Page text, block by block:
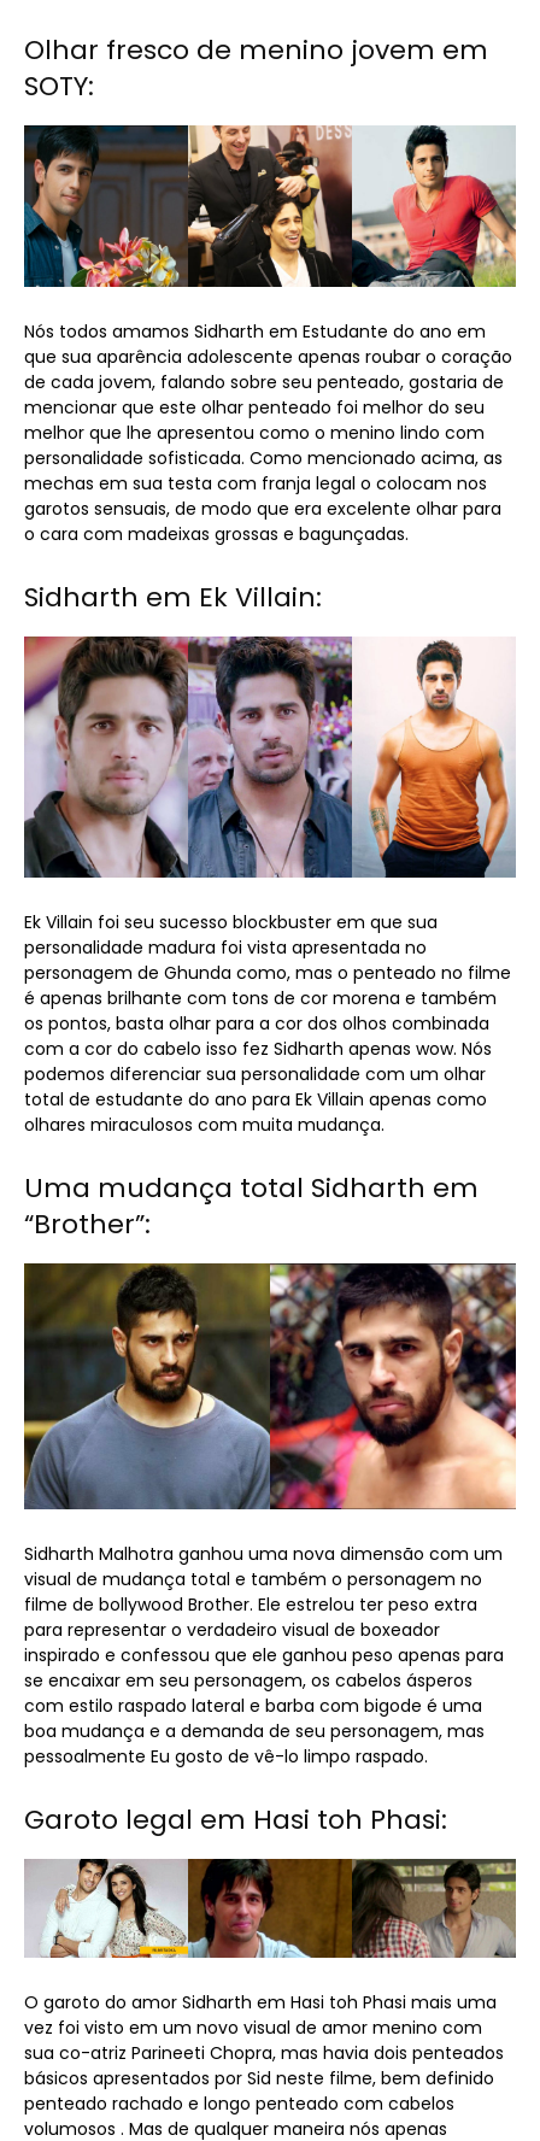
Olhar fresco de menino jovem em
SOTY:
Nós todos amamos Sidharth em Estudante do ano em
que sua aparência adolescente apenas roubar o coração
de cada jovem, falando sobre seu penteado, gostaria de
mencionar que este olhar penteado foi melhor do seu
melhor que lhe apresentou como o menino lindo com
personalidade sofisticada. Como mencionado acima, as
mechas em sua testa com franja legal o colocam nos
garotos sensuais, de modo que era excelente olhar para
o cara com madeixas grossas e bagunçadas.
Sidharth em Ek Villain:
Ek Villain foi seu sucesso blockbuster em que sua
personalidade madura foi vista apresentada no
personagem de Ghunda como, mas o penteado no filme
é apenas brilhante com tons de cor morena e também
os pontos, basta olhar para a cor dos olhos combinada
com a cor do cabelo isso fez Sidharth apenas wow. Nós
podemos diferenciar sua personalidade com um olhar
total de estudante do ano para Ek Villain apenas como
olhares miraculosos com muita mudança.
Uma mudança total Sidharth em
“Brother”:
Sidharth Malhotra ganhou uma nova dimensão com um
visual de mudança total e também o personagem no
filme de bollywood Brother. Ele estrelou ter peso extra
para representar o verdadeiro visual de boxeador
inspirado e confessou que ele ganhou peso apenas para
se encaixar em seu personagem, os cabelos ásperos
com estilo raspado lateral e barba com bigode é uma
boa mudança e a demanda de seu personagem, mas
pessoalmente Eu gosto de vê-lo limpo raspado.
Garoto legal em Hasi toh Phasi:
O garoto do amor Sidharth em Hasi toh Phasi mais uma
vez foi visto em um novo visual de amor menino com
sua co-atriz Parineeti Chopra, mas havia dois penteados
básicos apresentados por Sid neste filme, bem definido
penteado rachado e longo penteado com cabelos
volumosos . Mas de qualquer maneira nós apenas